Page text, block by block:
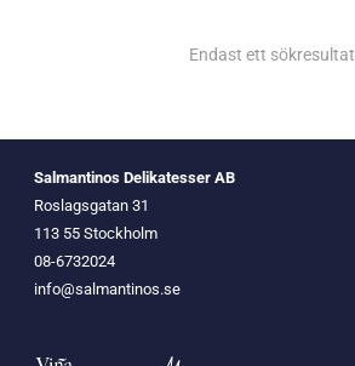
Endast ett sökresultat
Salmantinos Delikatesser AB
Roslagsgatan 31
113 55 Stockholm
08-6732024
info@salmantinos.se